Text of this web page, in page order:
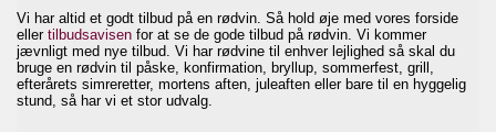
Vi har altid et godt tilbud på en rødvin. Så hold øje med vores forside
eller tilbudsavisen for at se de gode tilbud på rødvin. Vi kommer
jævnligt med nye tilbud. Vi har rødvine til enhver lejlighed så skal du
bruge en rødvin til påske, konfirmation, bryllup, sommerfest, grill,
efterårets simreretter, mortens aften, juleaften eller bare til en hyggelig
stund, så har vi et stor udvalg.